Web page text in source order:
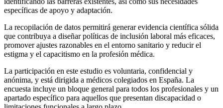
específicas de apoyo y adaptación.
La recopilación de datos permitirá generar evidencia científica sólida
que contribuya a diseñar políticas de inclusión laboral más eficaces,
promover ajustes razonables en el entorno sanitario y reducir el
estigma y el capacitismo en la profesión médica.
La participación en este estudio es voluntaria, confidencial y
anónima, y está dirigida a médicos colegiados en España. La
encuesta incluye un bloque general para todos los profesionales y un
apartado específico para aquellos que presentan discapacidad o